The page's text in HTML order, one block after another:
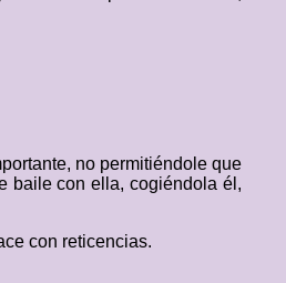
no permitiéndole que
baile con ella, cogiéndola él,
con reticencias.